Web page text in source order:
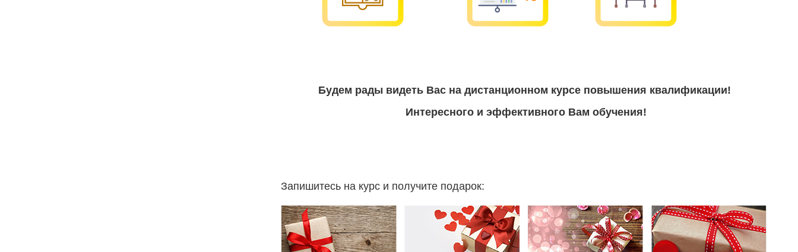
Будем рады видеть Вас на дистанционном курсе повышения квалификации!
Интересного и эффективного Вам обучения!
Запишитесь на курс и получите подарок: